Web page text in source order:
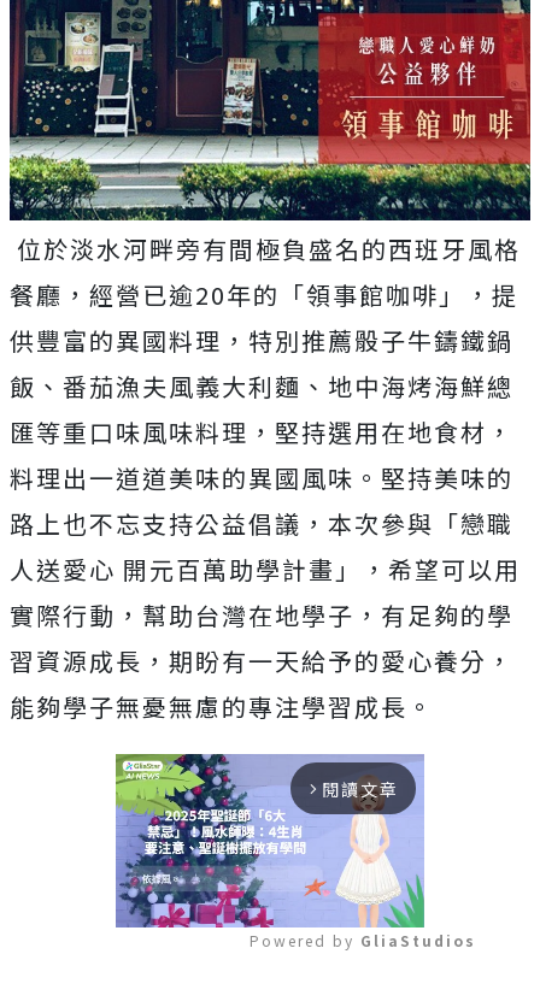
位於淡水河畔旁有間極負盛名的西班牙風格
餐廳，經營已逾20年的「領事館咖啡」，提
供豐富的異國料理，特別推薦骰子牛鑄鐵鍋
飯、番茄漁夫風義大利麵、地中海烤海鮮總
匯等重口味風味料理，堅持選用在地食材，
料理出一道道美味的異國風味。堅持美味的
路上也不忘支持公益倡議，本次參與「戀職
人送愛心 開元百萬助學計畫」，希望可以用
實際行動，幫助台灣在地學子，有足夠的學
習資源成長，期盼有一天給予的愛心養分，
能夠學子無憂無慮的專注學習成長。
arrow_forward_ios 閱讀文章
Powered by GliaStudios